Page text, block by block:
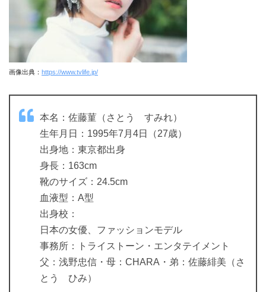
画像出典： https://www.tvlife.jp/
本名：佐藤菫（さとう すみれ）
生年月日：1995年7月4日（27歳）
出身地：東京都出身
身長：163cm
靴のサイズ：24.5cm
血液型：A型
出身校：
日本の女優、ファッションモデル
事務所：トライストーン・エンタテイメント
父：浅野忠信・母：CHARA・弟：佐藤緋美（さ
とう ひみ）